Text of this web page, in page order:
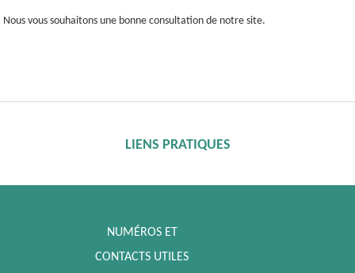
Nous vous souhaitons une bonne consultation de notre site.
LIENS PRATIQUES
NUMÉROS ET
CONTACTS UTILES